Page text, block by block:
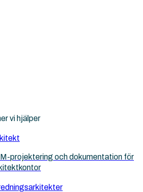
vi hjälper
projektering och dokumentation för